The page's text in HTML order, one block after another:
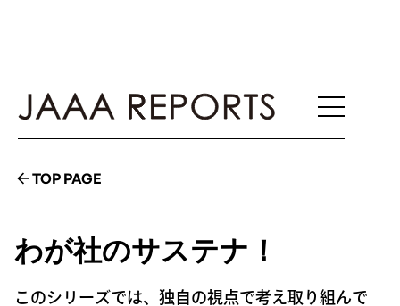
TOP PAGE
わが社のサステナ！
このシリーズでは、独自の視点で考え取り組んで